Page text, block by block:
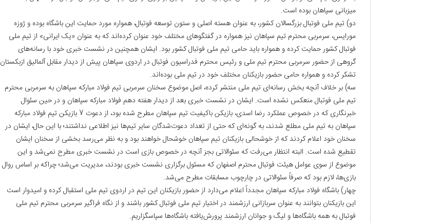
میزبانی سپاهان بوده است.
دو) تیم ملی فوتبال بزرگسالان کشور، به عنوان هسته اصلی و ستون توسعه فوتبال، همواره مورد حمایت این باشگاه بوده و ژوزه
مورایس، سرمربی محترم تیم سپاهان نیز همواره در گفتگوهای مختلف خود عنوان کرده‌اند که به عنوان «یک ایرانی» از تیم ملی
فوتبال کشور حمایت کرده و همواره باید حامی تیم ملی فوتبال کشور بود. ایشان همچنین در نشست خبری خود با رسانه‌های
گروهی از حضور سرمربی محترم تیم ملی و رئیس محترم فدراسیون فوتبال در اردوی سپاهان پیش از دیدار مقابل آلمالیق ازبکستان
تشکر کرده و همواره حامی حضور بازیکنان مختلف خود در تیم ملی بوده‌اند.
سه) بر خلاف آنچه بخش رسانه‌ای تیم ملی منتشر کرده، اصل موضوع سخنان سرمربی تیم فولاد مبارکه سپاهان به سرمربی محترم
تیم ملی فوتبال منعکس نشده است. ایشان در نشست خبری بعد از دیدار هفته دهم فولاد مبارکه سپاهان و در حین سئوال
خبرنگاری که در خصوص عملکرد رضا اسدی، بازیکن باکیفیت تیم سپاهان مطرح شده بود، از دعوت 7 بازیکن تیم فولاد مبارکه
سپاهان به تیم ملی مطلع شدند، به گونه‌ای که حتی از تعداد دعوت‌شدگان سایر تیم‌ها نیز اطلاعی نداشتند؛ با این حال، ایشان در
سخنان خود اعلام کردند که از خوشحالی بازیکنان تیم سپاهان خوشحال خواهند بود و به نظر می‌رسد بخشی از سخنان ایشان
تقطیع شده است. البته انتظار می‌رفت که سئوالاتی بجز آنچه در خصوص بازی است در نشست خبری مطرح نمی‌شد و این
موضوع از سوی عوامل هیئت فوتبال محترم اصفهان که مسئول برگزاری نشست خبری بودند، مدیریت می‌شد؛ چراکه بر اساس روال
بازی‌ها، لازم بود که صرفاً سئوالاتی در چارچوب مسابقات مطرح می‌شد.
چهار) باشگاه فولاد مبارکه سپاهان مجدداً اعلام می‌دارد از حضور بازیکنان این تیم در اردوی تیم ملی استقبال کرده و امیدوار است
این بازیکنان بتوانند به عنوان سربازانی ارزشمند در اختیار تیم ملی فوتبال کشور باشند و از نگاه فراگیر سرمربی محترم تیم ملی
فوتبال به همه باشگاه‌ها و لیگ و جوانان ارزشمند پرورش‌یافته باشگاه‌ها سپاسگزاریم.